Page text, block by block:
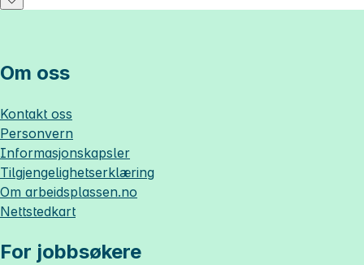
Om oss
Kontakt oss
Personvern
Informasjonskapsler
Tilgjengelighetserklæring
Om arbeidsplassen.no
Nettstedkart
For jobbsøkere